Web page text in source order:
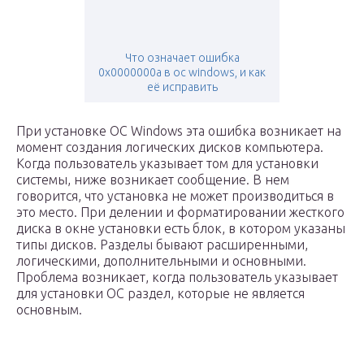
Что означает ошибка
0x0000000a в ос windows, и как
её исправить
При установке ОС Windows эта ошибка возникает на
момент создания логических дисков компьютера.
Когда пользователь указывает том для установки
системы, ниже возникает сообщение. В нем
говорится, что установка не может производиться в
это место. При делении и форматировании жесткого
диска в окне установки есть блок, в котором указаны
типы дисков. Разделы бывают расширенными,
логическими, дополнительными и основными.
Проблема возникает, когда пользователь указывает
для установки ОС раздел, которые не является
основным.